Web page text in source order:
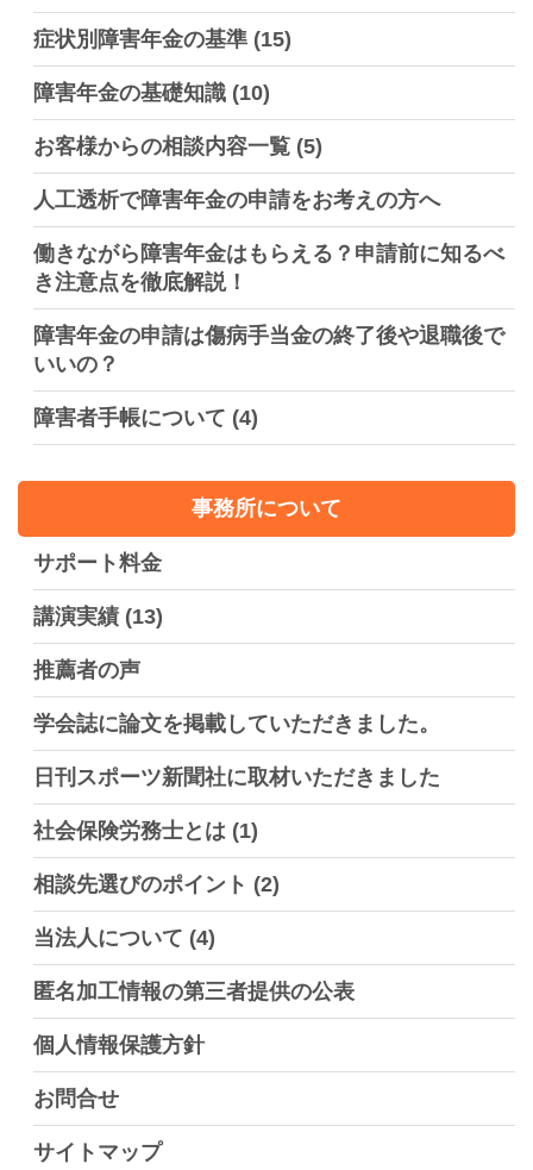
症状別障害年金の基準 (15)
障害年金の基礎知識 (10)
お客様からの相談内容一覧 (5)
人工透析で障害年金の申請をお考えの方へ
働きながら障害年金はもらえる？申請前に知るべ
き注意点を徹底解説！
障害年金の申請は傷病手当金の終了後や退職後で
いいの？
障害者手帳について (4)
事務所について
サポート料金
講演実績 (13)
推薦者の声
学会誌に論文を掲載していただきました。
日刊スポーツ新聞社に取材いただきました
社会保険労務士とは (1)
相談先選びのポイント (2)
当法人について (4)
匿名加工情報の第三者提供の公表
個人情報保護方針
お問合せ
サイトマップ